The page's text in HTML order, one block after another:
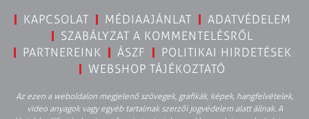
KAPCSOLAT MÉDIAAJÁNLAT
ADATVÉDELEM
SZABÁLYZAT A KOMMENTELÉSRŐL
PARTNEREINK
ÁSZF
POLITIKAI HIRDETÉSEK
WEBSHOP TÁJÉKOZTATÓ
Az ezen a weboldalon megjelenő szövegek, grafikák, képek, hangfelvételek,
video anyagok vagy egyéb tartalmak szerzői jogvédelem alatt állnak. A